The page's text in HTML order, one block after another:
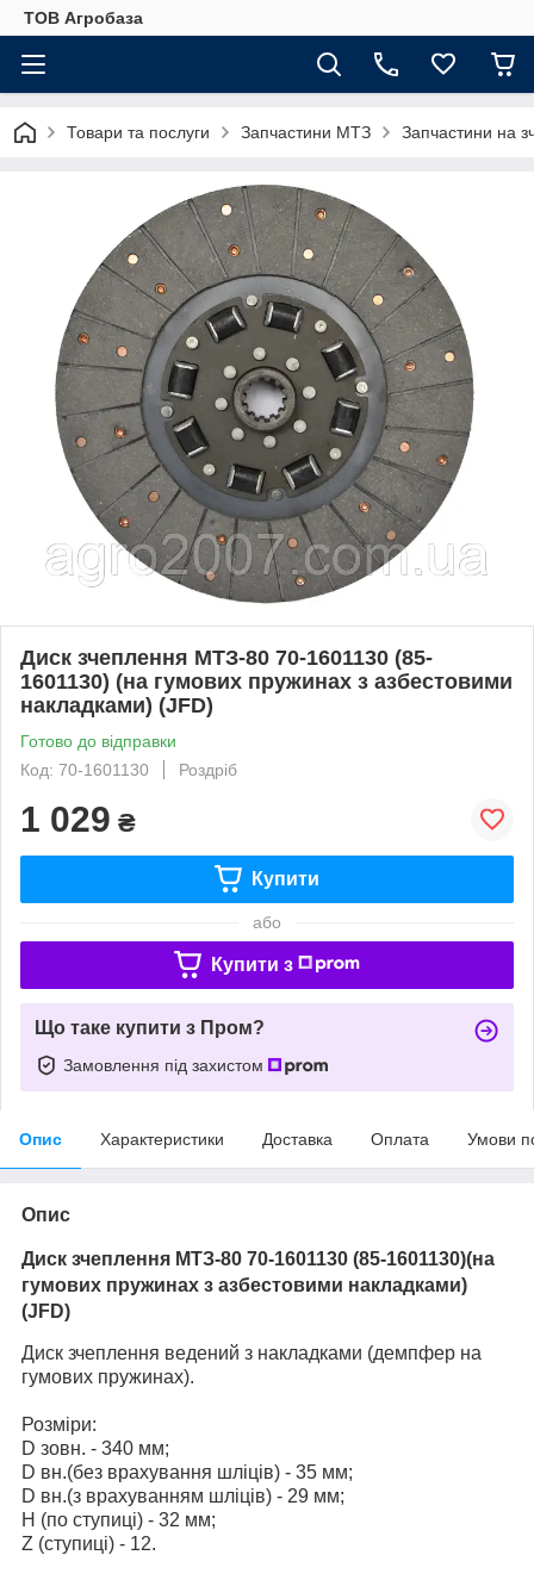
ТОВ Агробаза
Товари та послуги Запчастини МТЗ Запчастини на
Диск зчеплення МТЗ-80 70-1601130 (85-
1601130) (на гумових пружинах з азбестовими
накладками) (JFD)
Готово до відправки
Код: 70-1601130
Роздріб
1 029 ₴
Купити
або
Купити з
Що таке купити з Пром?
Замовлення під захистом
Опис Характеристики Доставка Оплата Умови
Опис
Диск зчеплення МТЗ-80 70-1601130 (85-1601130)(на
гумових пружинах з азбестовими накладками)
(JFD)
Диск зчеплення ведений з накладками (демпфер на
гумових пружинах).
Розміри:
D зовн. - 340 мм;
D вн.(без врахування шліців) - 35 мм;
D вн.(з врахуванням шліців) - 29 мм;
H (по ступиці) - 32 мм;
Z (ступиці) - 12.